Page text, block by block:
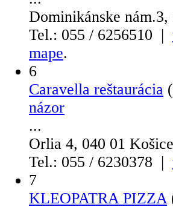
Dominikánske
Tel.: 055 / 6256510 |
mape.
6
Caravella reštaurácia
názor
...
Orlia 4, 040 01 Košice
Tel.: 055 / 6230378 |
7
KLEOPATRA PIZZA